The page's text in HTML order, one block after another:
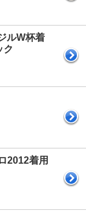
ルW杯着
ク
2012着用